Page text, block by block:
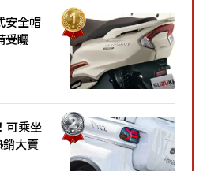
安全帽
受矚
各項
可乘坐
大賣
本真